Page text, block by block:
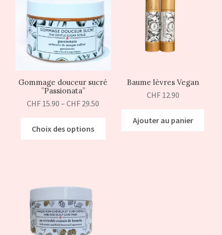
Gommage douceur sucré
”Passionata”
CHF 15.90 –CHF 29.50
Choix des options
Baume lèvres Vegan
CHF12.90
Ajouter au panier